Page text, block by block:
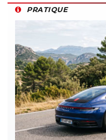
PRATIQUE